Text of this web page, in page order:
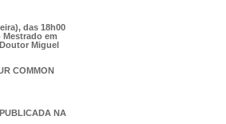
das 18h00
em
Miguel
COMMON
NA